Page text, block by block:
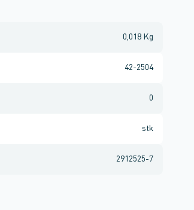
0,018 Kg
42-2504
0
stk
2912525-7